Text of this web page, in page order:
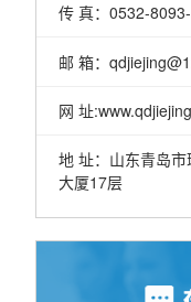
传 真：0532-
邮 箱：
网 址
地 址：山东青岛
大厦17层